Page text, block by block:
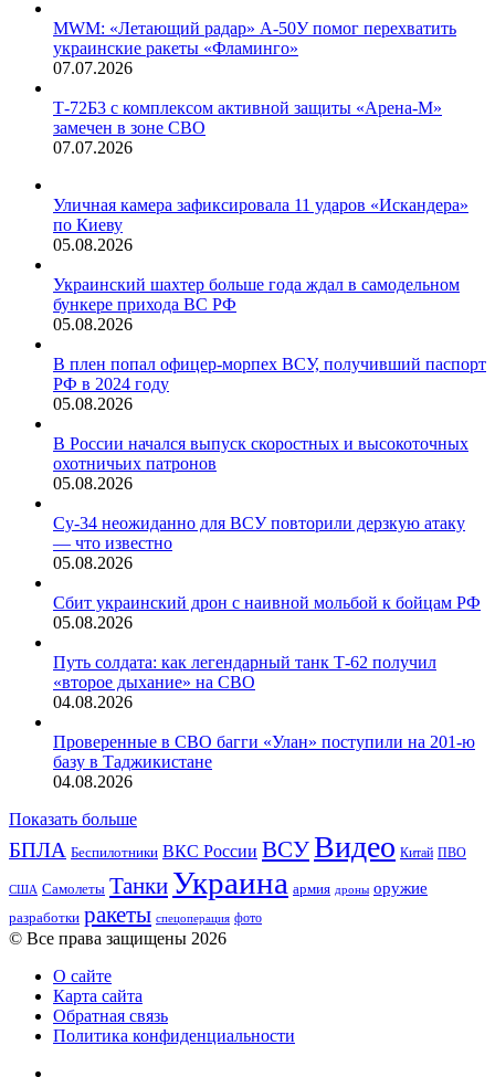
MWM: «Летающий радар» А-50У помог перехватить
украинские ракеты «Фламинго»
07.07.2026
Т-72Б3 с комплексом активной защиты «Арена-М»
замечен в зоне СВО
07.07.2026
Уличная камера зафиксировала 11 ударов «Искандера»
по Киеву
05.08.2026
Украинский шахтер больше года ждал в самодельном
бункере прихода ВС РФ
05.08.2026
В плен попал офицер-морпех ВСУ, получивший паспорт
РФ в 2024 году
05.08.2026
В России начался выпуск скоростных и высокоточных
охотничьих патронов
05.08.2026
Су-34 неожиданно для ВСУ повторили дерзкую атаку
— что известно
05.08.2026
Сбит украинский дрон с наивной мольбой к бойцам РФ
05.08.2026
Путь солдата: как легендарный танк Т-62 получил
«второе дыхание» на СВО
04.08.2026
Проверенные в СВО багги «Улан» поступили на 201-ю
базу в Таджикистане
04.08.2026
Показать больше
БПЛА Беспилотники ВКС России ВСУВидео Китай ПВО
США Самолеты Танки Украина армия дроны оружие
разработки ракеты спецоперация фото
© Все права защищены 2026
О сайте
Карта сайта
Обратная связь
Политика конфиденциальности